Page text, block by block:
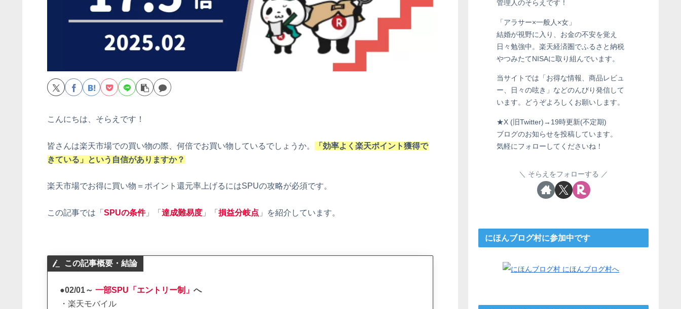
こんにちは、そらえです！
皆さんは楽天市場での買い物の際、何倍でお買い物しているでしょうか。
「効率よく楽天ポイント獲得で
きている」という自信がありますか？
楽天市場でお得に買い物＝ポイント還元率上げるにはSPUの攻略が必須です。
この記事では「 SPUの条件」「 達成難易度 」「 損益分岐点 」を紹介しています。
この記事概要・結論
●02/01～ 一部SPU「エントリー制」 へ
・楽天モバイル
管理人のそらえです！
「アラサー×一般人×女」
結婚が視野に入り、お金の不安を覚え
日々勉強中。楽天経済圏でふるさと納税
やつみたてNISAに取り組んでいます。
当サイトでは「お得な情報、商品レビュ
ー、日々の呟き」などのんびり発信して
います。どうぞよろしくお願いします。
★X (旧Twitter)→19時更新(不定期)
ブログのお知らせを投稿しています。
気軽にフォローしてくださいね！
そらえをフォローする
にほんブログ村に参加中です